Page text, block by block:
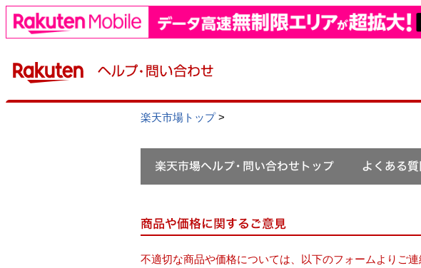
楽天市場トップ>
不適切な商品や価格については、以下のフォームよりご